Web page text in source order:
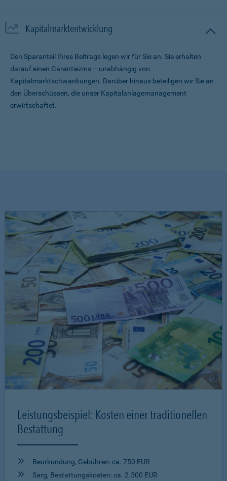
Kapitalmarktentwicklung
Den Sparanteil Ihres Beitrags legen wir für Sie an. Sie erhalten
darauf einen Garantiezins – unabhängig von
Kapitalmarktschwankungen. Darüber hinaus beteiligen wir Sie an
den Überschüssen, die unser Kapitalanlagemanagement
erwirtschaftet.
Leistungsbeispiel: Kosten einer traditionellen
Bestattung
Beurkundung, Gebühren: ca. 750 EUR
Sarg, Bestattungskosten: ca. 2.500 EUR